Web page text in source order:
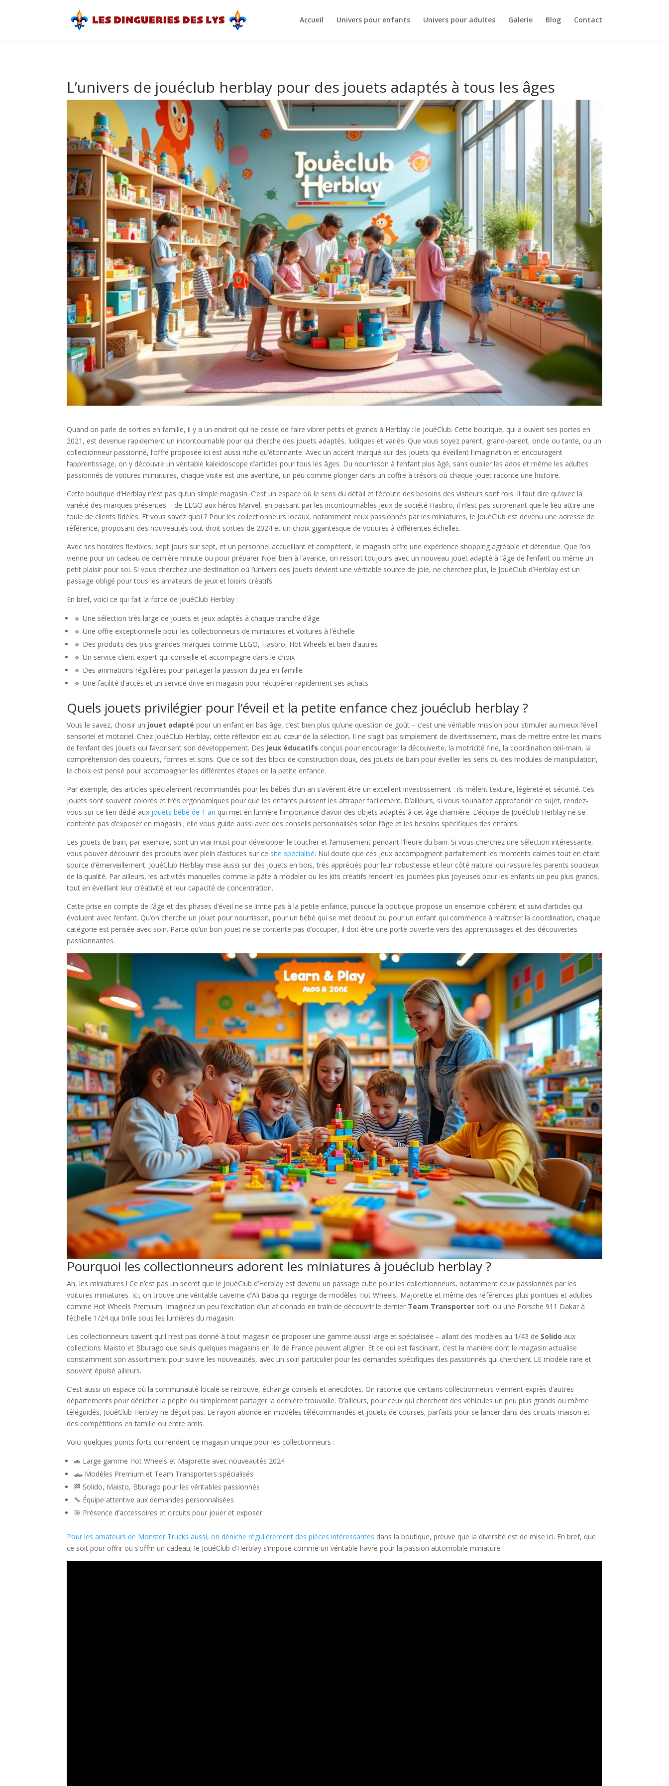
Accueil Univers pour enfants Univers pour adultes Galerie Blog Contact
L’univers de jouéclub herblay pour des jouets adaptés à tous les âges
Quand on parle de sorties en famille, il y a un endroit qui ne cesse de faire vibrer petits et grands à Herblay : le JouéClub. Cette boutique, qui a ouvert ses portes en
2021, est devenue rapidement un incontournable pour qui cherche des jouets adaptés, ludiques et variés. Que vous soyez parent, grand-parent, oncle ou tante, ou un
collectionneur passionné, l’offre proposée ici est aussi riche qu’étonnante. Avec un accent marqué sur des jouets qui éveillent l’imagination et encouragent
l’apprentissage, on y découvre un véritable kaleidoscope d’articles pour tous les âges. Du nourrisson à l’enfant plus âgé, sans oublier les ados et même les adultes
passionnés de voitures miniatures, chaque visite est une aventure, un peu comme plonger dans un coffre à trésors où chaque jouet raconte une histoire.
Cette boutique d’Herblay n’est pas qu’un simple magasin. C’est un espace où le sens du détail et l’écoute des besoins des visiteurs sont rois. Il faut dire qu’avec la
variété des marques présentes – de LEGO aux héros Marvel, en passant par les incontournables jeux de société Hasbro, il n’est pas surprenant que le lieu attire une
foule de clients fidèles. Et vous savez quoi ? Pour les collectionneurs locaux, notamment ceux passionnés par les miniatures, le JouéClub est devenu une adresse de
référence, proposant des nouveautés tout droit sorties de 2024 et un choix gigantesque de voitures à différentes échelles.
Avec ses horaires flexibles, sept jours sur sept, et un personnel accueillant et compétent, le magasin offre une expérience shopping agréable et détendue. Que l’on
vienne pour un cadeau de dernière minute ou pour préparer Noël bien à l’avance, on ressort toujours avec un nouveau jouet adapté à l’âge de l’enfant ou même un
petit plaisir pour soi. Si vous cherchez une destination où l’univers des jouets devient une véritable source de joie, ne cherchez plus, le JouéClub d’Herblay est un
passage obligé pour tous les amateurs de jeux et loisirs créatifs.
En bref, voici ce qui fait la force de JouéClub Herblay :
🔹 Une sélection très large de jouets et jeux adaptés à chaque tranche d’âge
🔹 Une offre exceptionnelle pour les collectionneurs de miniatures et voitures à l’échelle
🔹 Des produits des plus grandes marques comme LEGO, Hasbro, Hot Wheels et bien d’autres
🔹 Un service client expert qui conseille et accompagne dans le choix
🔹 Des animations régulières pour partager la passion du jeu en famille
🔹 Une facilité d’accès et un service drive en magasin pour récupérer rapidement ses achats
Quels jouets privilégier pour l’éveil et la petite enfance chez jouéclub herblay ?
Vous le savez, choisir un jouet adapté pour un enfant en bas âge, c’est bien plus qu’une question de goût – c’est une véritable mission pour stimuler au mieux l’éveil
sensoriel et motoriel. Chez JouéClub Herblay, cette réflexion est au cœur de la sélection. Il ne s’agit pas simplement de divertissement, mais de mettre entre les mains
de l’enfant des jouets qui favorisent son développement. Des jeux éducatifs conçus pour encourager la découverte, la motricité fine, la coordination œil-main, la
compréhension des couleurs, formes et sons. Que ce soit des blocs de construction doux, des jouets de bain pour éveiller les sens ou des modules de manipulation,
le choix est pensé pour accompagner les différentes étapes de la petite enfance.
Par exemple, des articles spécialement recommandés pour les bébés d’un an s’avèrent être un excellent investissement : ils mêlent texture, légèreté et sécurité. Ces
jouets sont souvent colorés et très ergonomiques pour que les enfants puissent les attraper facilement. D’ailleurs, si vous souhaitez approfondir ce sujet, rendez-
vous sur ce lien dédié aux jouets bébé de 1 an qui met en lumière l’importance d’avoir des objets adaptés à cet âge charnière. L’équipe de JouéClub Herblay ne se
contente pas d’exposer en magasin ; elle vous guide aussi avec des conseils personnalisés selon l’âge et les besoins spécifiques des enfants.
Les jouets de bain, par exemple, sont un vrai must pour développer le toucher et l’amusement pendant l’heure du bain. Si vous cherchez une sélection intéressante,
vous pouvez découvrir des produits avec plein d’astuces sur ce site spécialisé. Nul doute que ces jeux accompagnent parfaitement les moments calmes tout en étant
source d’émerveillement. JouéClub Herblay mise aussi sur des jouets en bois, très appréciés pour leur robustesse et leur côté naturel qui rassure les parents soucieux
de la qualité. Par ailleurs, les activités manuelles comme la pâte à modeler ou les kits créatifs rendent les journées plus joyeuses pour les enfants un peu plus grands,
tout en éveillant leur créativité et leur capacité de concentration.
Cette prise en compte de l’âge et des phases d’éveil ne se limite pas à la petite enfance, puisque la boutique propose un ensemble cohérent et suivi d’articles qui
évoluent avec l’enfant. Qu’on cherche un jouet pour nourrisson, pour un bébé qui se met debout ou pour un enfant qui commence à maîtriser la coordination, chaque
catégorie est pensée avec soin. Parce qu’un bon jouet ne se contente pas d’occuper, il doit être une porte ouverte vers des apprentissages et des découvertes
passionnantes.
Pourquoi les collectionneurs adorent les miniatures à jouéclub herblay ?
Ah, les miniatures ! Ce n’est pas un secret que le JouéClub d’Herblay est devenu un passage culte pour les collectionneurs, notamment ceux passionnés par les
voitures miniatures. Ici, on trouve une véritable caverne d’Ali Baba qui regorge de modèles Hot Wheels, Majorette et même des références plus pointues et adultes
comme Hot Wheels Premium. Imaginez un peu l’excitation d’un aficionado en train de découvrir le dernier Team Transporter sorti ou une Porsche 911 Dakar à
l’échelle 1/24 qui brille sous les lumières du magasin.
Les collectionneurs savent qu’il n’est pas donné à tout magasin de proposer une gamme aussi large et spécialisée – allant des modèles au 1/43 de Solido aux
collections Maisto et Bburago que seuls quelques magasins en Ile de France peuvent aligner. Et ce qui est fascinant, c’est la manière dont le magasin actualise
constamment son assortiment pour suivre les nouveautés, avec un soin particulier pour les demandes spécifiques des passionnés qui cherchent LE modèle rare et
souvent épuisé ailleurs.
C’est aussi un espace où la communauté locale se retrouve, échange conseils et anecdotes. On raconte que certains collectionneurs viennent exprès d’autres
départements pour dénicher la pépite ou simplement partager la dernière trouvaille. D’ailleurs, pour ceux qui cherchent des véhicules un peu plus grands ou même
téléguidés, JouéClub Herblay ne déçoit pas. Le rayon abonde en modèles télécommandés et jouets de courses, parfaits pour se lancer dans des circuits maison et
des compétitions en famille ou entre amis.
Voici quelques points forts qui rendent ce magasin unique pour les collectionneurs :
🚗 Large gamme Hot Wheels et Majorette avec nouveautés 2024
🛻 Modèles Premium et Team Transporters spécialisés
🏁 Solido, Maisto, Bburago pour les véritables passionnés
🔧 Équipe attentive aux demandes personnalisées
🎯 Présence d’accessoires et circuits pour jouer et exposer
Pour les amateurs de Monster Trucks aussi, on déniche régulièrement des pièces intéressantes dans la boutique, preuve que la diversité est de mise ici. En bref, que
ce soit pour offrir ou s’offrir un cadeau, le JouéClub d’Herblay s’impose comme un véritable havre pour la passion automobile miniature.